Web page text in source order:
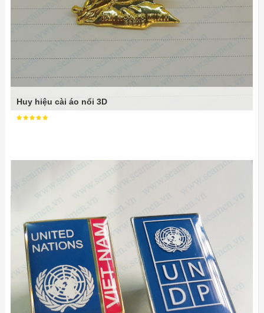
Huy hiệu cài áo nổi 3D